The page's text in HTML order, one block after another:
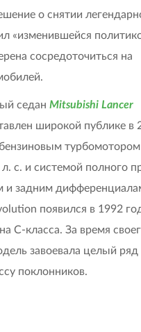
о снятии
«изменившейся
сосредоточиться на
седан Mitsubishi Lancer
широкой публике в
турбомотором
с. и системой полного
и задним
появился в 1992
С-класса. За время
завоевала целый ряд
поклонников.